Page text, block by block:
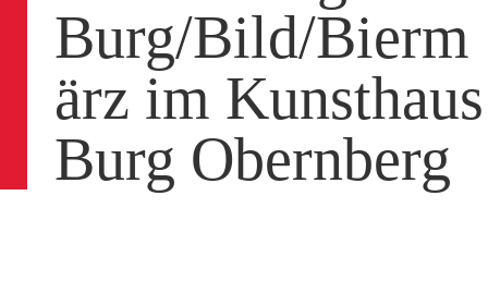
Burg/Bild/Bierm
ärz im Kunsthaus
Burg Obernberg